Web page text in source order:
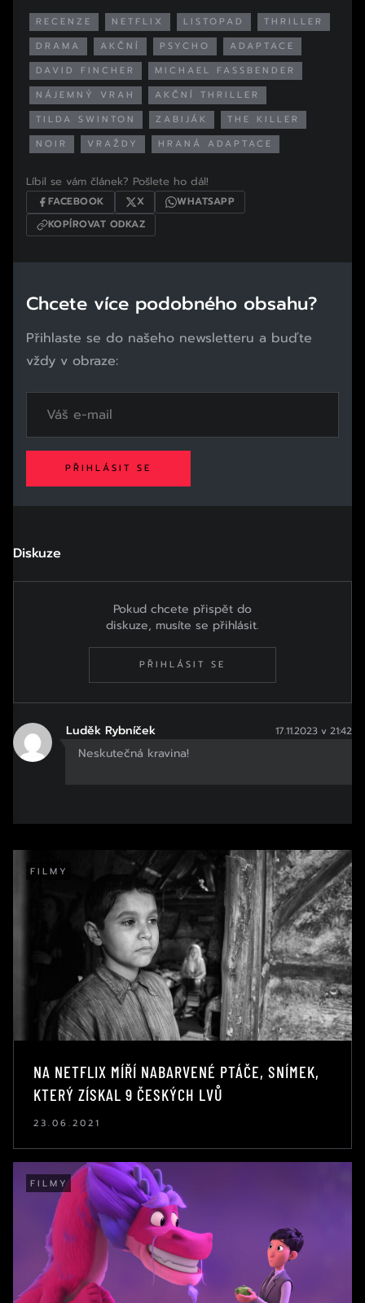
RECENZE NETFLIX LISTOPAD
THRILLER
DRAMA
AKČNÍ PSYCHO
ADAPTACE
DAVID FINCHER
MICHAEL FASSBENDER
NÁJEMNÝ VRAH
AKČNÍ THRILLER
TILDA SWINTON
ZABIJÁK
THE KILLER
NOIR
VRAŽDY HRANÁ ADAPTACE
Líbil se vám článek? Pošlete ho dál!
FACEBOOK X
WHATSAPP
KOPÍROVAT ODKAZ
Chcete více podobného obsahu?
Přihlaste se do našeho newsletteru a buďte
vždy v obraze:
PŘIHLÁSIT SE
Diskuze
Pokud chcete přispět do
diskuze, musíte se přihlásit.
PŘIHLÁSIT SE
Luděk Rybníček 17.11.2023 v 21:42
Neskutečná kravina!
FILMY
NA NETFLIX MÍŘÍ NABARVENÉ PTÁČE, SNÍMEK,
KTERÝ ZÍSKAL 9 ČESKÝCH LVŮ
23.06.2021
FILMY